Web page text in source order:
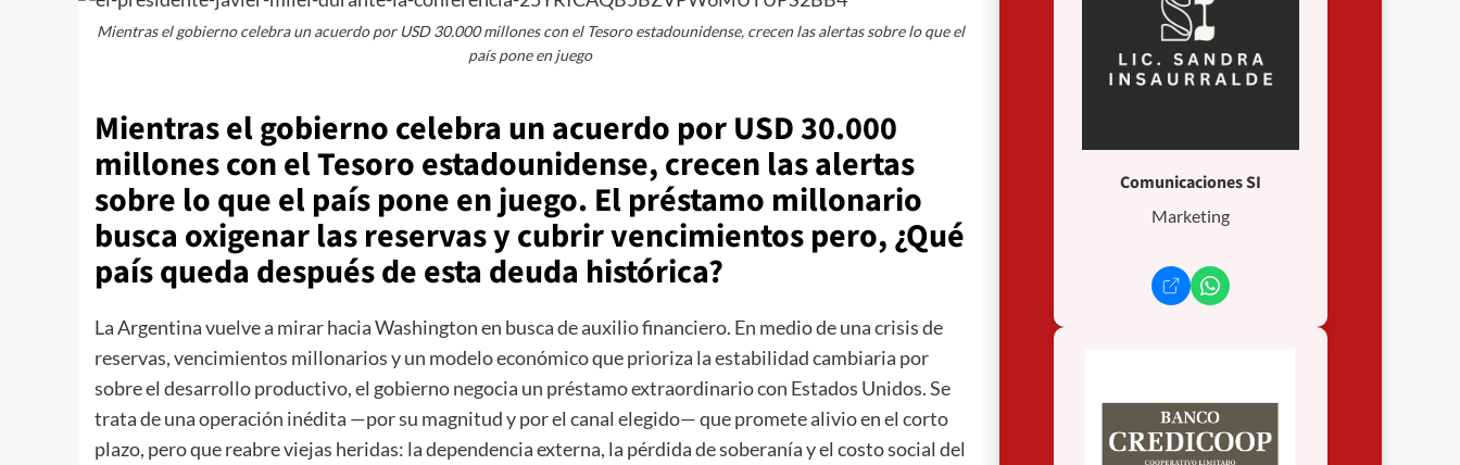
Mientras el gobierno celebra un acuerdo por USD 30.000 millones con el Tesoro estadounidense, crecen las alertas sobre lo que el
país pone en juego
Mientras el gobierno celebra un acuerdo por USD 30.000
millones con el Tesoro estadounidense, crecen las alertas
sobre lo que el país pone en juego. El préstamo millonario
busca oxigenar las reservas y cubrir vencimientos pero, ¿Qué
país queda después de esta deuda histórica?
La Argentina vuelve a mirar hacia Washington en busca de auxilio financiero. En medio de una crisis de
reservas, vencimientos millonarios y un modelo económico que prioriza la estabilidad cambiaria por
sobre el desarrollo productivo, el gobierno negocia un préstamo extraordinario con Estados Unidos. Se
trata de una operación inédita —por su magnitud y por el canal elegido— que promete alivio en el corto
plazo, pero que reabre viejas heridas: la dependencia externa, la pérdida de soberanía y el costo social del
Comunicaciones SI
Marketing